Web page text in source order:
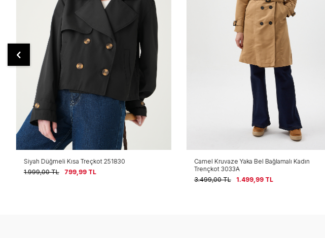
Siyah Düğmeli Kısa Treçkot 251830
1.999,00TL 799,99TL
Camel Kruvaze Yaka Bel Bağlamalı Kadın
Trençkot 3033A
3.499,00TL 1.499,99TL